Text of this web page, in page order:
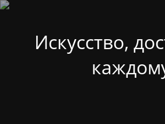
Искусство,